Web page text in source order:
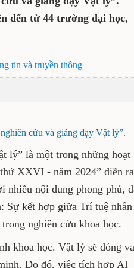
dạy Vật lý”. Tham
đến từ 44 trường
nghệ thông tin và truyền
trong nghiên cứu và giảng
dạy Vật lý” là một trong
viên toàn quốc lần thứ
đại biểu tham dự Hội